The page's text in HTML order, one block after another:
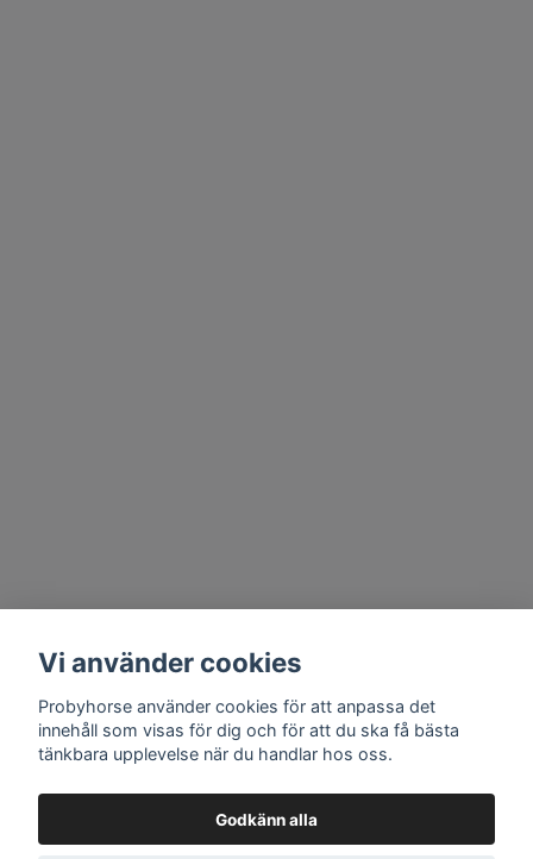
Vi använder cookies
Probyhorse använder cookies för att anpassa det
innehåll som visas för dig och för att du ska få bästa
tänkbara upplevelse när du handlar hos oss.
Godkänn alla